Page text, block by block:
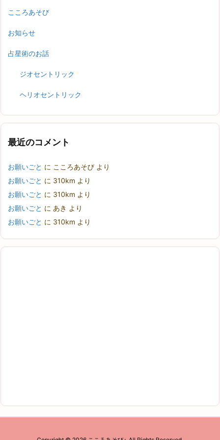
こころあそび
お知らせ
占星術のお話
ジオセントリック
ヘリオセントリック
最近のコメント
お願いごと に こころあそび より
お願いごと に 310km より
お願いごと に 310km より
お願いごと に あき より
お願いごと に 310km より